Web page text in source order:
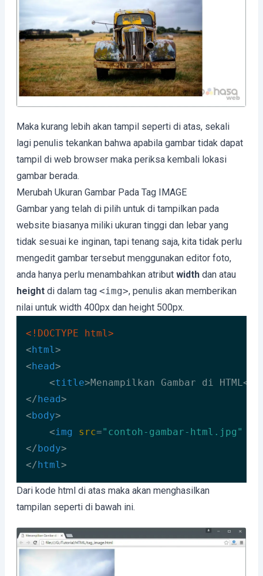
Maka kurang lebih akan tampil seperti di atas, sekali
lagi penulis tekankan bahwa apabila gambar tidak dapat
tampil di web browser maka periksa kembali lokasi
gambar berada.
Merubah Ukuran Gambar Pada Tag IMAGE
Gambar yang telah di pilih untuk di tampilkan pada
website biasanya miliki ukuran tinggi dan lebar yang
tidak sesuai ke inginan, tapi tenang saja, kita tidak perlu
mengedit gambar tersebut menggunakan editor foto,
anda hanya perlu menambahkan atribut width dan atau
height di dalam tag <img>, penulis akan memberikan
nilai untuk width 400px dan height 500px.
<!DOCTYPE html>
<html>
<head>
<title>Menampilkan Gambar di HTML</
</head>
<body>
<img src="contoh-gambar-html.jpg"
</body>
</html>
Code language: HTML, XML (xml )
Dari kode html di atas maka akan menghasilkan
tampilan seperti di bawah ini.